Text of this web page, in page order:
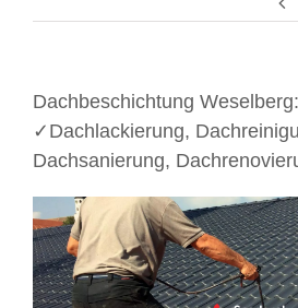
Dachbeschichtung
✓Dachlackierung,
Dachsanierung,